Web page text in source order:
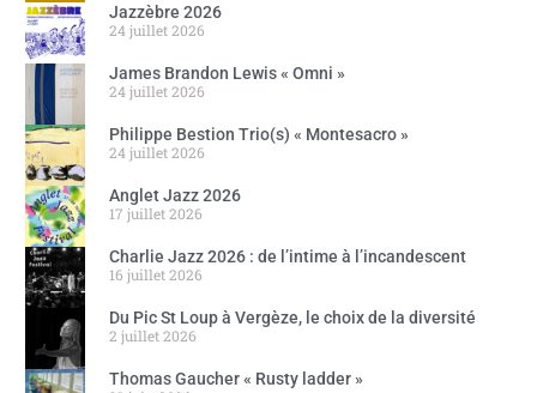
Jazzèbre 2026
24 juillet 2026
James Brandon Lewis « Omni »
24 juillet 2026
Philippe Bestion Trio(s) « Montesacro »
24 juillet 2026
Anglet Jazz 2026
17 juillet 2026
Charlie Jazz 2026 : de l’intime à l’incandescent
16 juillet 2026
Du Pic St Loup à Vergèze, le choix de la diversité
2 juillet 2026
Thomas Gaucher « Rusty ladder »